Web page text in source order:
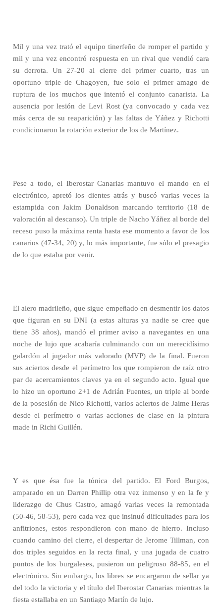
Mil y una vez trató el equipo tinerfeño de romper el partido y
mil y una vez encontró respuesta en un rival que vendió cara
su derrota. Un 27-20 al cierre del primer cuarto, tras un
oportuno triple de Chagoyen, fue solo el primer amago de
ruptura de los muchos que intentó el conjunto canarista. La
ausencia por lesión de Levi Rost (ya convocado y cada vez
más cerca de su reaparición) y las faltas de Yáñez y Richotti
condicionaron la rotación exterior de los de Martínez.
Pese a todo, el Iberostar Canarias mantuvo el mando en el
electrónico, apretó los dientes atrás y buscó varias veces la
estampida con Jakim Donaldson marcando territorio (18 de
valoración al descanso). Un triple de Nacho Yáñez al borde del
receso puso la máxima renta hasta ese momento a favor de los
canarios (47-34, 20) y, lo más importante, fue sólo el presagio
de lo que estaba por venir.
El alero madrileño, que sigue empeñado en desmentir los datos
que figuran en su DNI (a estas alturas ya nadie se cree que
tiene 38 años), mandó el primer aviso a navegantes en una
noche de lujo que acabaría culminando con un merecidísimo
galardón al jugador más valorado (MVP) de la final. Fueron
sus aciertos desde el perímetro los que rompieron de raíz otro
par de acercamientos claves ya en el segundo acto. Igual que
lo hizo un oportuno 2+1 de Adrián Fuentes, un triple al borde
de la posesión de Nico Richotti, varios aciertos de Jaime Heras
desde el perímetro o varias acciones de clase en la pintura
made in Richi Guillén.
Y es que ésa fue la tónica del partido. El Ford Burgos,
amparado en un Darren Phillip otra vez inmenso y en la fe y
liderazgo de Chus Castro, amagó varias veces la remontada
(50-46, 58-53), pero cada vez que insinuó dificultades para los
anfitriones, estos respondieron con mano de hierro. Incluso
cuando camino del cierre, el despertar de Jerome Tillman, con
dos triples seguidos en la recta final, y una jugada de cuatro
puntos de los burgaleses, pusieron un peligroso 88-85, en el
electrónico. Sin embargo, los libres se encargaron de sellar ya
del todo la victoria y el título del Iberostar Canarias mientras la
fiesta estallaba en un Santiago Martín de lujo.